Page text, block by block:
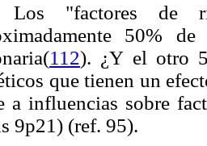
"factores de
50%
112). ¿Y el otro
que tienen un
a influencias sobre
9p21) (ref. 95).